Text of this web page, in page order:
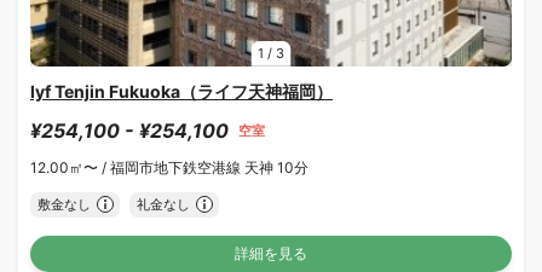
1 / 3
lyf Tenjin Fukuoka（ライフ天神福岡）
¥254,100 - ¥254,100 空室
12.00㎡〜 / 福岡市地下鉄空港線 天神 10分
敷金なし 礼金なし
詳細を見る